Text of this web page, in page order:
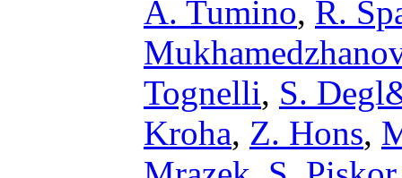
A. Tumino, R.
Tognelli, S.
Kroha, Z. Hons,